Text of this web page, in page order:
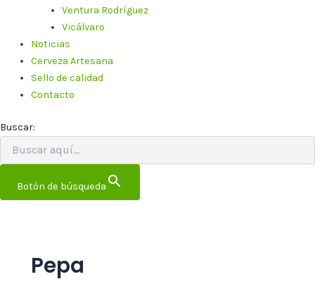
Ventura Rodríguez
Vicálvaro
Noticias
Cerveza Artesana
Sello de calidad
Contacto
Buscar:
Botón de búsqueda
Pepa